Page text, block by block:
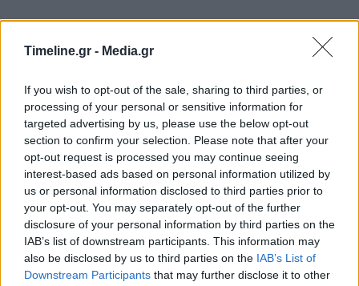
Timeline.gr - Media.gr
If you wish to opt-out of the sale, sharing to third parties, or
processing of your personal or sensitive information for
targeted advertising by us, please use the below opt-out
section to confirm your selection. Please note that after your
opt-out request is processed you may continue seeing
interest-based ads based on personal information utilized by
us or personal information disclosed to third parties prior to
your opt-out. You may separately opt-out of the further
disclosure of your personal information by third parties on the
IAB’s list of downstream participants. This information may
also be disclosed by us to third parties on the IAB’s List of
Downstream Participants that may further disclose it to other
εκτοξεύθηκαν 15 βαλλιστικοί πύραυλοι εναντίον
αμερικανικών εγκαταστάσεων και αεροσκάφη
και ελικόπτερα «υπέστησαν πολύ μεγάλες
ζημιές».
Σημείωσε ακόμη, επικαλούμενη κυβερνητική
πηγή, πως το Ιράν έχει στο στόχαστρο άλλες 100
αμερικανικές εγκαταστάσεις που σκοπεύει να
πλήξει εάν οι ΗΠΑ ανταποδώσουν τα πλήγματα.